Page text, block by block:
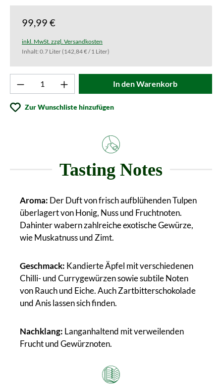
99,99 €
inkl. MwSt. zzgl. Versandkosten
Inhalt: 0.7 Liter(142,84 € / 1 Liter)
Produkt Anzahl: Gib den gewünschten
In den Warenkorb
Zur Wunschliste hinzufügen
Tasting Notes
Aroma: Der Duft von frisch aufblühenden Tulpen
überlagert von Honig, Nuss und Fruchtnoten.
Dahinter wabern zahlreiche exotische Gewürze,
wie Muskatnuss und Zimt.
Geschmack: Kandierte Äpfel mit verschiedenen
Chilli- und Currygewürzen sowie subtile Noten
von Rauch und Eiche. Auch Zartbitterschokolade
und Anis lassen sich finden.
Nachklang: Langanhaltend mit verweilenden
Frucht und Gewürznoten.